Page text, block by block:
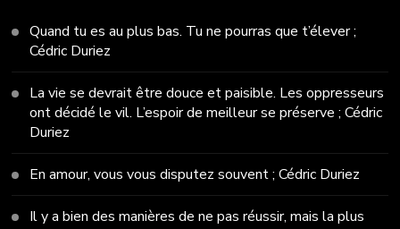
Quand tu es au plus bas. Tu ne pourras que t’élever ;
Cédric Duriez
La vie se devrait être douce et paisible. Les oppresseurs
ont décidé le vil. L’espoir de meilleur se préserve ; Cédric
Duriez
En amour, vous vous disputez souvent ; Cédric Duriez
Il y a bien des manières de ne pas réussir, mais la plus